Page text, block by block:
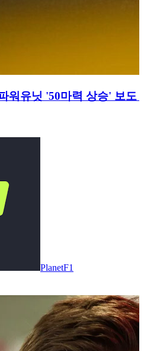
워유닛 '50마력 상승' 보도
PlanetF1